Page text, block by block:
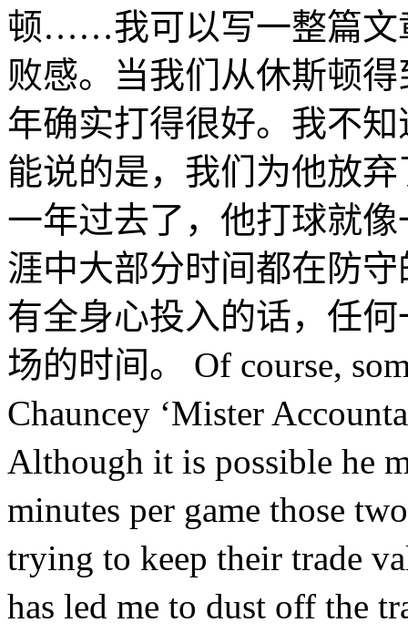
顿……我可以写一整篇文
败感。当我们从休斯顿
年确实打得很好。我不
能说的是，我们为他放
一年过去了，他打球就
涯中大部分时间都在防
有全身心投入的话，任
场的时间。 Of course,
Chauncey ‘Mister
Although it is possible he
minutes per game those
trying to keep their trade
has led me to dust off the